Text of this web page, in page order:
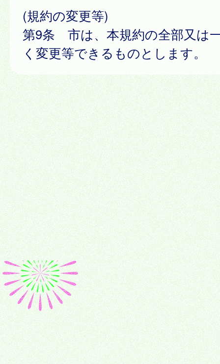
(規約の変更等)
第9条 市は、本規約の全部又は
く変更等できるものとします。